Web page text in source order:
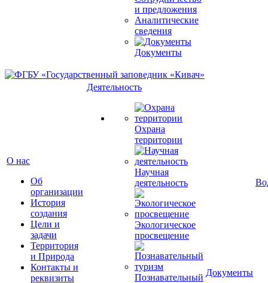
и предложения
Аналитические
сведения
Документы
О нас
Об
организации
История
создания
Цели и
задачи
Территория
и Природа
Контакты и
реквизиты
Деятельность
Охрана
территории
Научная
деятельность
Экологическое
просвещение
Познавательный Документы